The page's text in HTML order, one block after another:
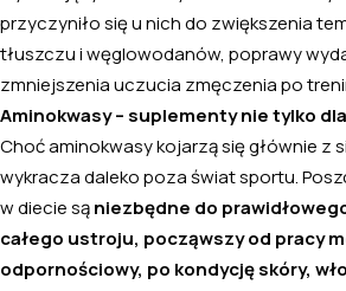
przyczyniło się u nich do zwiększenia
tłuszczu i węglowodanów, poprawy
zmniejszenia uczucia zmęczenia po
Aminokwasy – suplementy nie tylko
Choć aminokwasy kojarzą się głównie z
wykracza daleko poza świat sportu.
w diecie są niezbędne do
całego ustroju, począwszy od pracy
odpornościowy, po kondycję skóry,